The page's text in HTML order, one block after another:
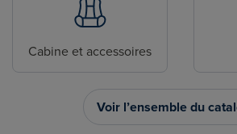
Cabine et accessoires
Voir l’ensemble du